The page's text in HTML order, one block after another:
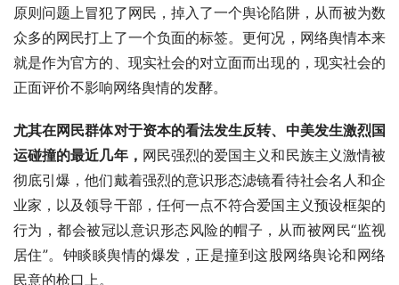
原则问题上冒犯了网民，掉入了一个舆论陷阱，从而被为数
众多的网民打上了一个负面的标签。更何况，网络舆情本来
就是作为官方的、现实社会的对立面而出现的，现实社会的
正面评价不影响网络舆情的发酵。
尤其在网民群体对于资本的看法发生反转、中美发生激烈国
运碰撞的最近几年， 网民强烈的爱国主义和民族主义激情被
彻底引爆，他们戴着强烈的意识形态滤镜看待社会名人和企
业家，以及领导干部，任何一点不符合爱国主义预设框架的
行为，都会被冠以意识形态风险的帽子，从而被网民“监视
居住”。钟睒睒舆情的爆发，正是撞到这股网络舆论和网络
民意的枪口上。